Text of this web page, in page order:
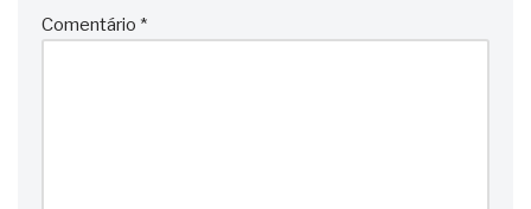
Comentário *